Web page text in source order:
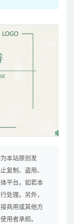
本站原创发
复制、盗用、
平台。如若本
处理。另外，
商用或其他方
用者承担。